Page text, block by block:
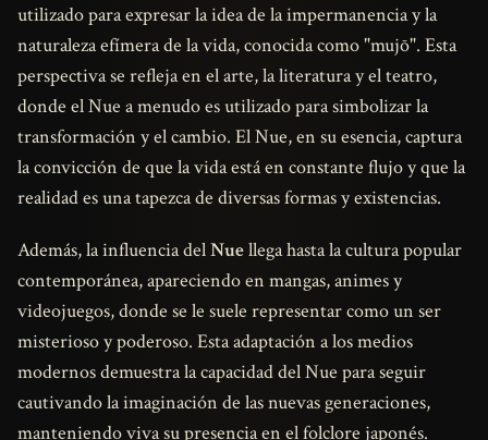
utilizado para expresar la idea de la impermanencia y la
naturaleza efímera de la vida, conocida como "mujō". Esta
perspectiva se refleja en el arte, la literatura y el teatro,
donde el Nue a menudo es utilizado para simbolizar la
transformación y el cambio. El Nue, en su esencia, captura
la convicción de que la vida está en constante flujo y que la
realidad es una tapezca de diversas formas y existencias.
Además, la influencia delNuellega hasta la cultura popular
contemporánea, apareciendo en mangas, animes y
videojuegos, donde se le suele representar como un ser
misterioso y poderoso. Esta adaptación a los medios
modernos demuestra la capacidad del Nue para seguir
cautivando la imaginación de las nuevas generaciones,
manteniendo viva su presencia en el folclore japonés.